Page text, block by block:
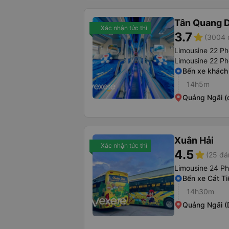
Xác nhận tức thì Tân Quang
3.7star (3004
Limousine 22
Limousine 22
Bến xe
14h5m
Quảng Ngãi
Xác nhận tức thì Xuân Hải
4.5star (25
Limousine 24
Bến xe Cát
14h30m
Quảng Ngãi